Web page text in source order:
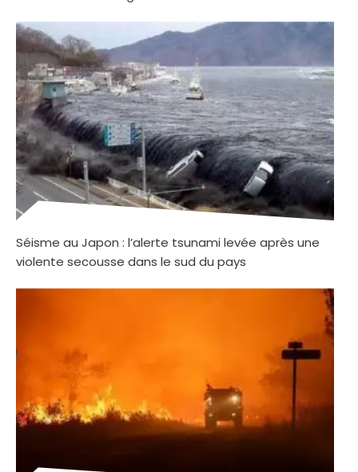
Séisme au Japon : l’alerte tsunami levée après une
violente secousse dans le sud du pays